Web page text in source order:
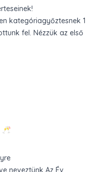
kategóriagyőztesnek 1
fel. Nézzük az első
🥂
neveztünk Az Év